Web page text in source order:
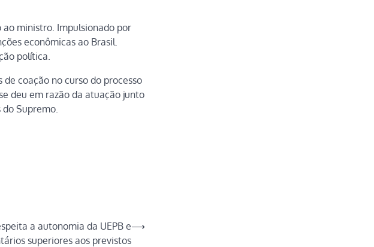
ministro. Impulsionado por
econômicas ao Brasil.
política.
coação no curso do processo
deu em razão da atuação junto
Supremo.
a autonomia da UEPB e
superiores aos previstos
⟶